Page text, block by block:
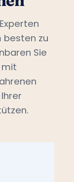
besten zu
Sie
mit